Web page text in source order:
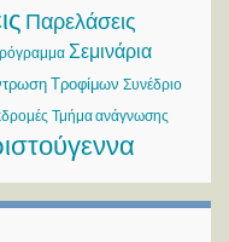
Παρελάσεις
Σεμινάρια
Τροφίμων Συνέδριο
Τμήμα ανάγνωσης